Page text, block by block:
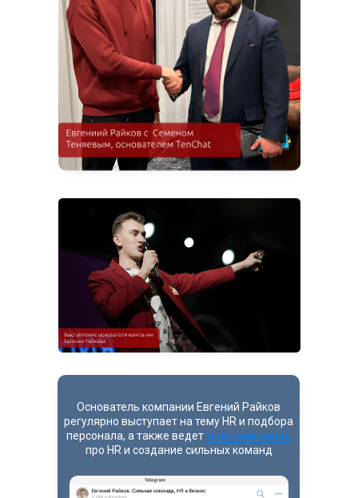
Основатель компании Евгений Райков
регулярно выступает на тему HR и подбора
персонала, а также ведеттелеграм-канал
про HR и создание сильных команд
Своя база из 2,4 млн. соискателей
Работаем по всей России
Опыт 2016 года
Узнать стоимость
© ООО “В КАДРЕ” , ИНН 9724135009, ОГРН 1237700400629, Сайт
не является публичной офертой и носит информационный
характер. Все материалы данного сайта являются объектами
авторского права (в том числе дизайн). Запрещается
копирование, распространение (в том числе путем
копирования на другие сайты и ресурсы в Интернете) или
любое иное использование информации и объектов без
предварительного согласия правообладателя.
+7 (495) 868-13-24
Позвонитенам прямо
сейчас
Пишите 24/7